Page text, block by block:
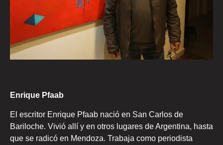
Enrique Pfaab
El escritor Enrique Pfaab nació en San Carlos de
Bariloche. Vivió allí y en otros lugares de Argentina, hasta
que se radicó en Mendoza. Trabaja como periodista